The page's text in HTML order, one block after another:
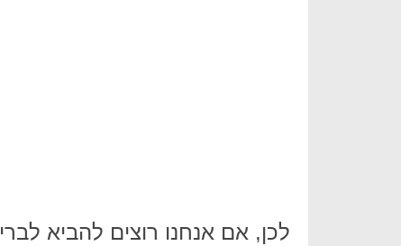
לכן, אם אנחנו רוצים להביא